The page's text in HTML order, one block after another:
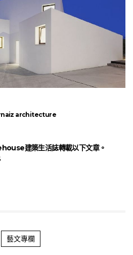
architecture
建築生活誌轉載以下文章。
藝文專欄